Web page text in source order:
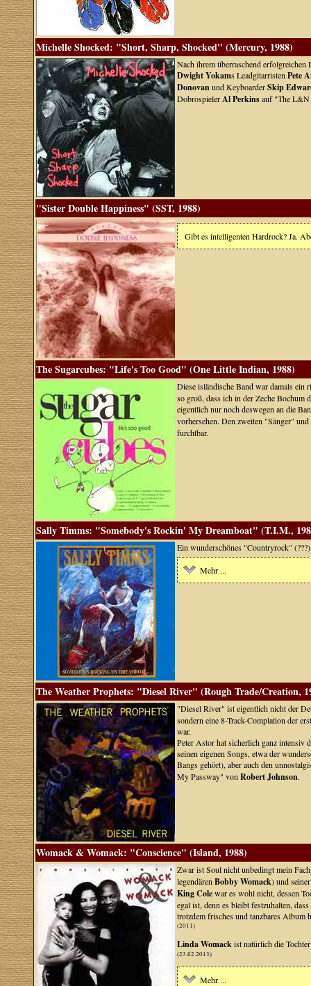
Michelle Shocked: "Short, Sharp, Shocked" (Mercury, 1988)
Nach ihrem überraschend
Dwight Yokams Leadgitarristen Pete
Donovanund KeyboarderSkip
DobrospielerAl Perkinsauf "The
"Sister Double Happiness" (SST, 1988)
Gibt es intelligenten Hardrock? Ja.
The Sugarcubes: "Life's Too Good" (One Little Indian, 1988)
Diese isländische Band war damals
so groß, dass ich in der Zeche Bochum
eigentlich nur noch deswegen an die
vorhersehen. Den zweiten "Sänger"
furchtbar.
Sally Timms: "Somebody's Rockin' My Dreamboat" (T.I.M.,
Ein wunderschönes "Countryrock"
Mehr ...
The Weather Prophets: "Diesel River" (Rough Trade/Creation,
"Diesel River" ist eigentlich nicht der
sondern eine 8-Track-Complation der
war.
Peter Astor hat sicherlich ganz intensiv
seinen eigenen Songs, etwa der
Bangs gehört), aber auch den
My Passway" von Robert Johnson.
Womack & Womack: "Conscience" (Island, 1988)
Zwar ist Soul nicht unbedingt mein
legendären Bobby Womack) und
King Colewar es wohl nicht, dessen
egal ist, denn es bleibt festzuhalten,
trotzdem frisches und tanzbares
(2011)
Linda Womackist natürlich die
(23.ß2.2013)
Mehr ...